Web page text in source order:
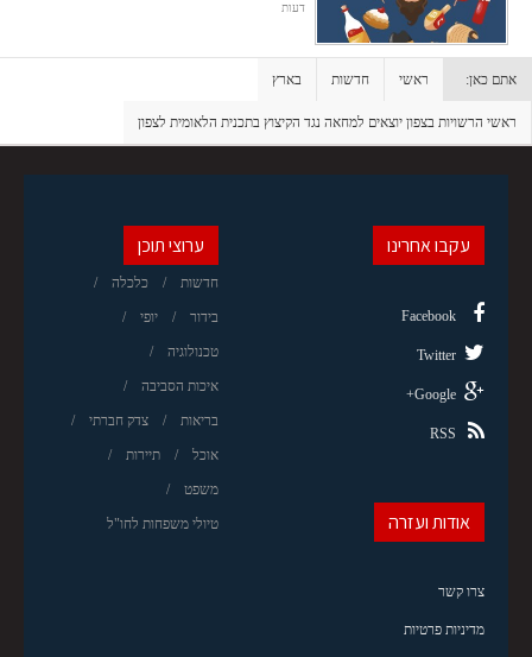
דעות
אתם כאן: ראשי חדשות בארץ
ראשי הרשויות בצפון יוצאים למחאה נגד הקיצוץ בתכנית הלאומית לצפון
ערוצי תוכן
חדשות כלכלה
בידור יופי
טכנולוגיה
איכות הסביבה
בריאות צדק חברתי
אוכל תיירות
משפט
טיולי משפחות לחו"ל
עקבו אחרינו
Facebook
Twitter
Google+
RSS
אודות ועזרה
צרו קשר
מדיניות פרטיות